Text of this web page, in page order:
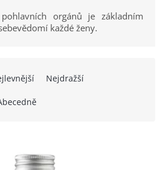
orgánů je základním
každé ženy.
Nejdražší